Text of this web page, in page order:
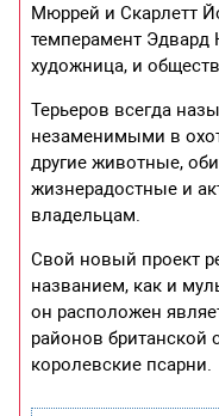
Мюррей и Скарлетт
темперамент Эдвард
художница, и
Терьеров всегда
незаменимыми в
другие животные,
жизнерадостные и
владельцам.
Свой новый проект
названием, как и
он расположен
районов британской
королевские псарни.